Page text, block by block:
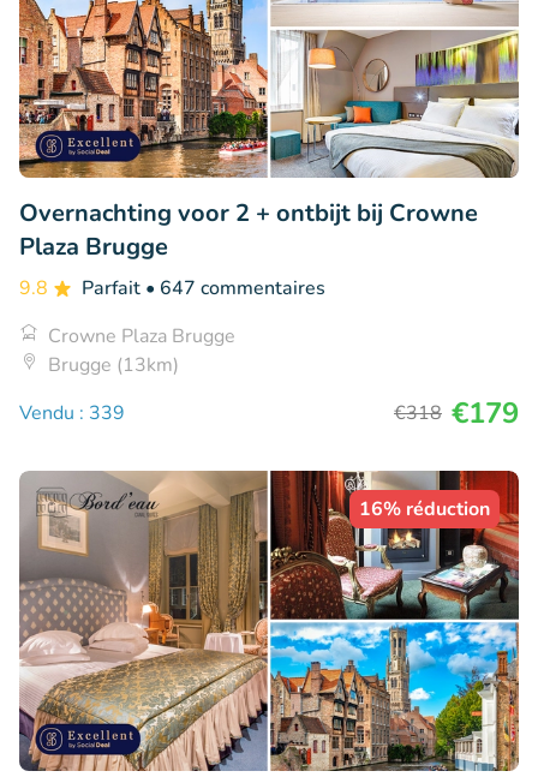
Overnachting voor 2 + ontbijt bij Crowne
Plaza Brugge
9.8 Parfait • 647 commentaires
Crowne Plaza Brugge
Brugge (13km)
Vendu : 339
€318 €179
16% réduction